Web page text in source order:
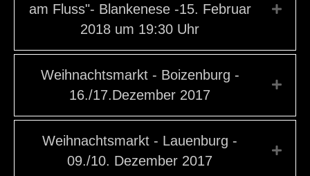
am Fluss"- Blankenese -15. Februar
2018 um 19:30 Uhr
Weihnachtsmarkt - Boizenburg -
16./17.Dezember 2017
Weihnachtsmarkt - Lauenburg -
09./10. Dezember 2017